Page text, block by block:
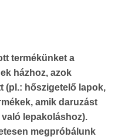
termékünket a
házhoz, azok
(pl.: hőszigetelő lapok,
amik daruzást
lepakoláshoz).
megpróbálunk